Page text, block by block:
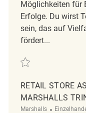
Möglichkeiten für
Erfolge. Du wirst
sein, das auf
fördert...
Retten Retail Store
RETAIL STORE
MARSHALLS
Marshalls Kategorie